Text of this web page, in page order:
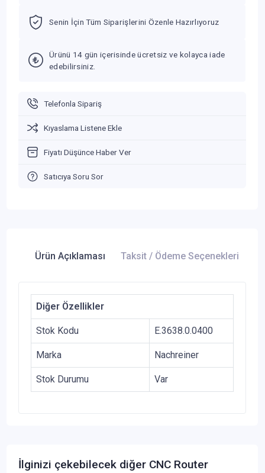
Senin İçin Tüm Siparişlerini Özenle Hazırlıyoruz
Ürünü 14 gün içerisinde ücretsiz ve kolayca iade
edebilirsiniz.
Telefonla Sipariş
Kıyaslama Listene Ekle
Fiyatı Düşünce Haber Ver
Satıcıya Soru Sor
Ürün Açıklaması Taksit / Ödeme Seçenekleri
Diğer Özellikler
Stok Kodu E.3638.0.0400
Marka Nachreiner
Stok Durumu Var
İlginizi çekebilecek diğer CNC Router